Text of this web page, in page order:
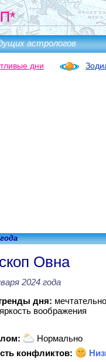
астрологов
дни
Овна
2024 года
дня:
воображения
Нормально
конфликтов: